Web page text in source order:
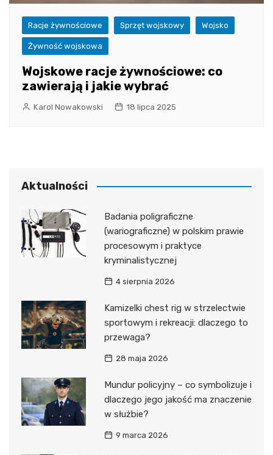
Racje żywnościowe Sprzęt wojskowy Wojsko
Żywność wojskowa
Wojskowe racje żywnościowe: co
zawierają i jakie wybrać
Karol Nowakowski 18 lipca 2025
Aktualności
Badania poligraficzne
(wariograficzne) w polskim prawie
procesowym i praktyce
kryminalistycznej
4 sierpnia 2026
Kamizelki chest rig w strzelectwie
sportowym i rekreacji: dlaczego to
przewaga?
28 maja 2026
Mundur policyjny – co symbolizuje i
dlaczego jego jakość ma znaczenie
w służbie?
9 marca 2026